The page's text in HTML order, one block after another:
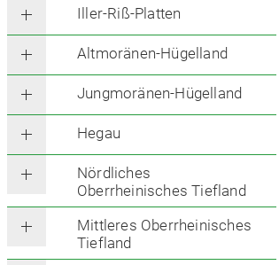
Iller-Riß-Platten
Altmoränen-Hügelland
Jungmoränen-Hügelland
Hegau
Nördliches
Oberrheinisches Tiefland
Mittleres Oberrheinisches
Tiefland